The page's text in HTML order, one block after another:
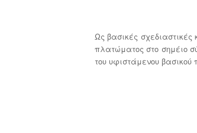
Ως βασικές
πλατώματος στο σημέιο
του υφιστάμενου